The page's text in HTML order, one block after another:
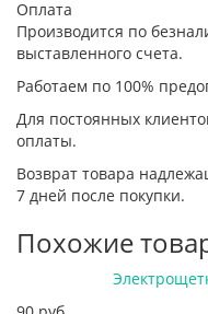
Оплата
Производится по
выставленного счета.
Работаем по 100%
Для постоянных
оплаты.
Возврат товара
7 дней после покупки.
Похожие